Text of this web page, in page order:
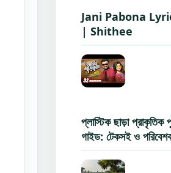
Jani Pabona
| Shithee
প্লাস্টিক ছাড়া প্রাকৃতিক
গাইড: টেকসই ও